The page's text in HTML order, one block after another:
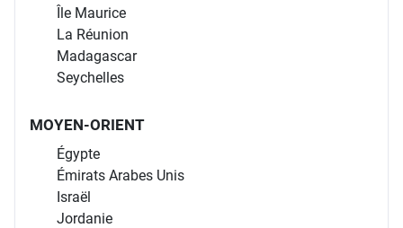
Île Maurice
La Réunion
Madagascar
Seychelles
MOYEN-ORIENT
Égypte
Émirats Arabes Unis
Israël
Jordanie